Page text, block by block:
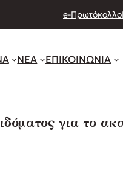
e-Πρωτόκολλο
ΝΕΑ ΕΠΙΚΟΙΝΩΝΙΑ
για το